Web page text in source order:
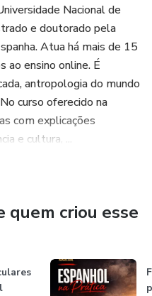
Nacional de
e doutorado pela
Atua há mais de 15
ao ensino online. É
antropologia do mundo
curso oferecido na
com explicações
e cultura, ...
criou esse